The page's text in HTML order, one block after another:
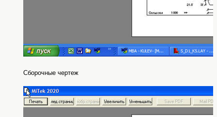
Сборочные чертеж